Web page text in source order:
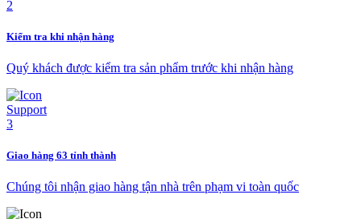
Kiểm tra khi nhận hàng
Quý khách được kiểm tra sản phẩm trước khi nhận hàng
Giao hàng 63 tỉnh thành
Chúng tôi nhận giao hàng tận nhà trên phạm vi toàn quốc